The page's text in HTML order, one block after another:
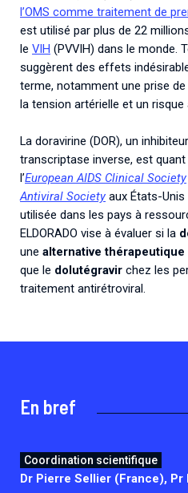
l’OMS comme traitement de
est utilisé par plus de 22
le VIH (PVVIH) dans le monde.
suggèrent des effets
terme, notamment une prise
la tension artérielle et un risque
La doravirine (DOR), un
transcriptase inverse, est
l’European AIDS Clinical Society
Antiviral Society aux États-
utilisée dans les pays à
ELDORADO vise à évaluer si la
une alternative
que le dolutégravir chez les
traitement antirétroviral.
En bref
Coordination scientifique
Dr Pierre Sellier (France),